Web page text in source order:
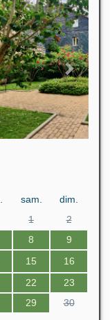
sam.
dim.
1
2
8
9
15
16
22
23
29
30